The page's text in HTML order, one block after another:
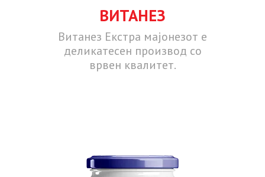
ВИТАНЕЗ
Витанез Екстра мајонезот е
деликатесен производ со
врвен квалитет.